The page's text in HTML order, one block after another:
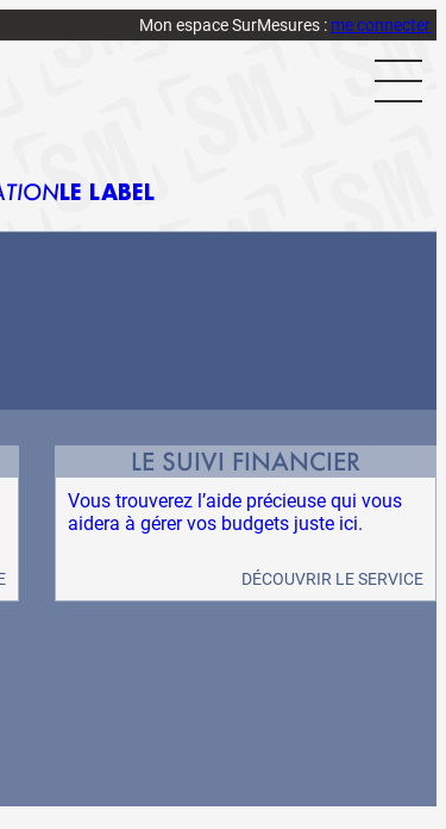
Mon espace SurMesures : me connecter
LE LABEL
LE SUIVI FINANCIER
Vous trouverez l’aide précieuse qui vous
aidera à gérer vos budgets juste ici.
DÉCOUVRIR LE SERVICE